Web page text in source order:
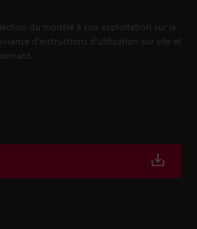
du modèle à son exploitation sur la
d'instructions d'utilisation sur site et